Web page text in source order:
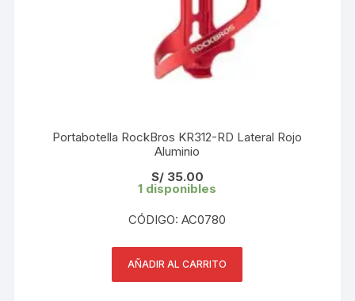
Portabotella RockBros KR312-RD Lateral Rojo
Aluminio
S/35.00
1 disponibles
CÓDIGO: AC0780
AÑADIR AL CARRITO